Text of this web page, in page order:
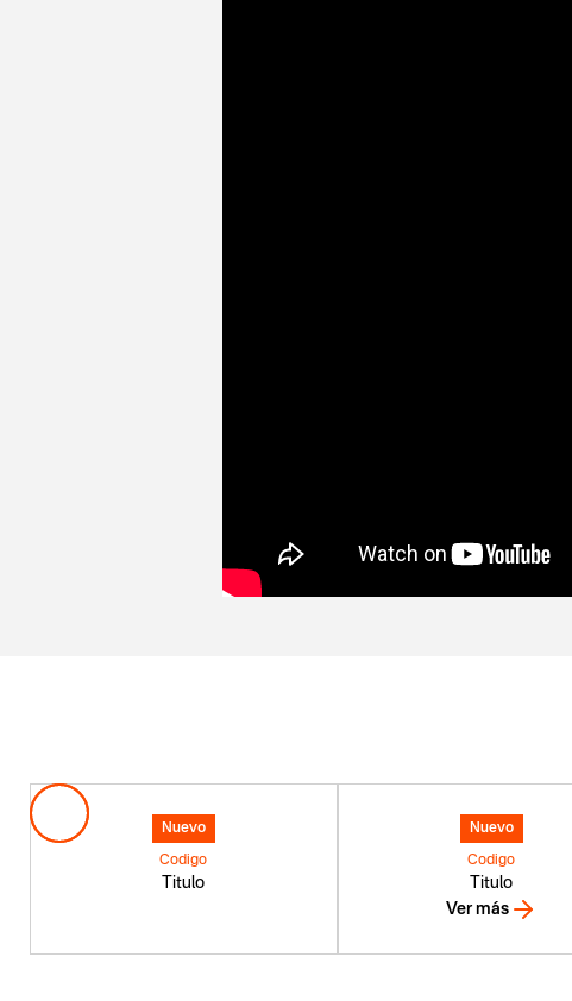
Nuevo
Titulo
Codigo
Nuevo
Titulo
Codigo
Ver más